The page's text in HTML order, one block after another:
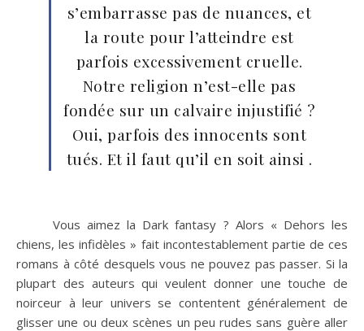
s’embarrasse pas de nuances, et
la route pour l’atteindre est
parfois excessivement cruelle.
Notre religion n’est-elle pas
fondée sur un calvaire injustifié ?
Oui, parfois des innocents sont
tués. Et il faut qu’il en soit ainsi .
Vous aimez la Dark fantasy ? Alors « Dehors les
chiens, les infidèles » fait incontestablement partie de ces
romans à côté desquels vous ne pouvez pas passer. Si la
plupart des auteurs qui veulent donner une touche de
noirceur à leur univers se contentent généralement de
glisser une ou deux scènes un peu rudes sans guère aller